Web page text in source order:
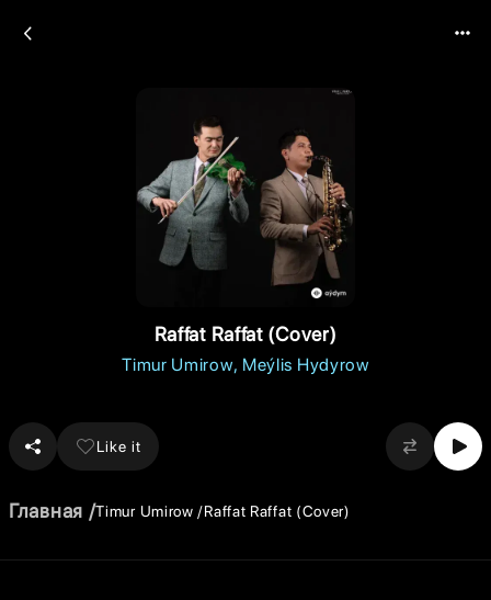
Raffat Raffat (Cover)
Timur Umirow Meýlis Hydyrow
Like it
Главная Timur Umirow Raffat Raffat (Cover)